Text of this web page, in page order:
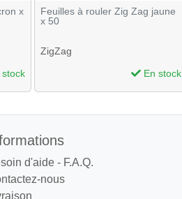
x
stock
Feuilles à rouler Zig Zag jaune
x 50
ZigZag
En stock
d'aide - F.A.Q.
nous